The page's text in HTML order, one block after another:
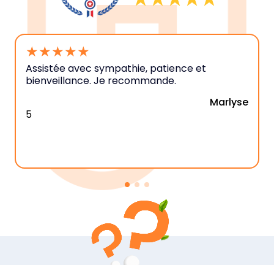
5
Assistée avec sympathie, patience et
bienveillance. Je recommande.
Marlyse
5